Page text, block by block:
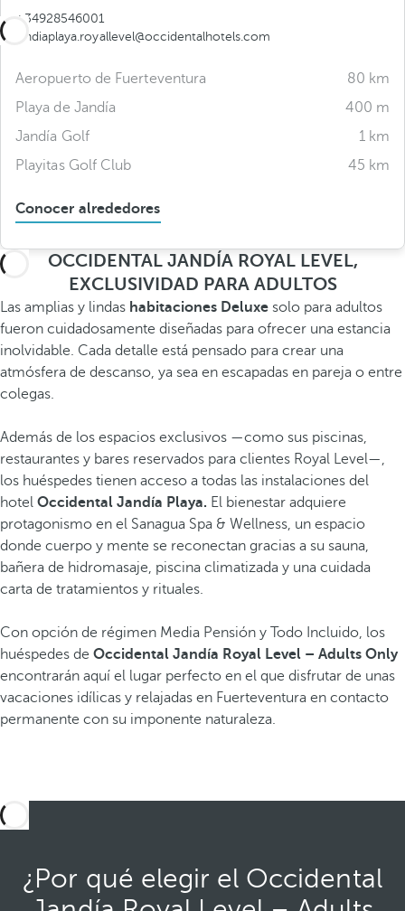
+34928546001
jandiaplaya.royallevel@occidentalhotels.com
Aeropuerto de Fuerteventura
80 km
Playa de Jandía
400 m
Jandía Golf
1 km
Playitas Golf Club
45 km
Conocer alrededores
OCCIDENTAL JANDÍA ROYAL LEVEL,
EXCLUSIVIDAD PARA ADULTOS
Las amplias y lindas habitaciones Deluxe solo para adultos
fueron cuidadosamente diseñadas para ofrecer una estancia
inolvidable. Cada detalle está pensado para crear una
atmósfera de descanso, ya sea en escapadas en pareja o entre
colegas.
Además de los espacios exclusivos —como sus piscinas,
restaurantes y bares reservados para clientes Royal Level—,
los huéspedes tienen acceso a todas las instalaciones del
hotel Occidental Jandía Playa. El bienestar adquiere
protagonismo en el Sanagua Spa & Wellness, un espacio
donde cuerpo y mente se reconectan gracias a su sauna,
bañera de hidromasaje, piscina climatizada y una cuidada
carta de tratamientos y rituales.
Con opción de régimen Media Pensión y Todo Incluido, los
huéspedes de Occidental Jandía Royal Level – Adults Only
encontrarán aquí el lugar perfecto en el que disfrutar de unas
vacaciones idílicas y relajadas en Fuerteventura en contacto
permanente con su imponente naturaleza.
¿Por qué elegir el Occidental